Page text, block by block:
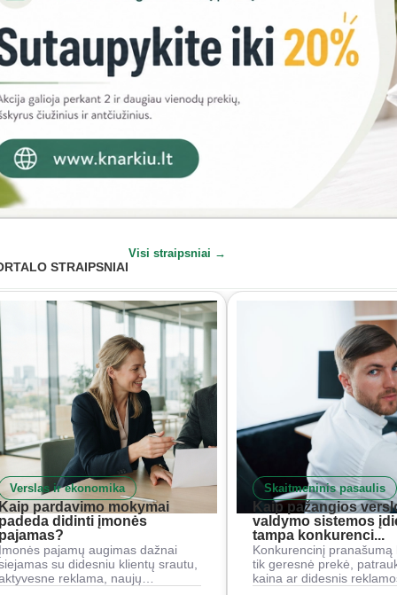
STRAIPSNIAI
Visi straipsniai →
Verslas ir ekonomika
pardavimo mokymai
didinti įmonės
pajamų augimas dažnai
su didesniu klientų srautu,
reklama, naujų…
Skaitmeninis pasaulis
Kaip pažangios
valdymo sistemos
tampa konkurenci...
Konkurencinį pranašumą
tik geresnė prekė,
kaina ar didesnis